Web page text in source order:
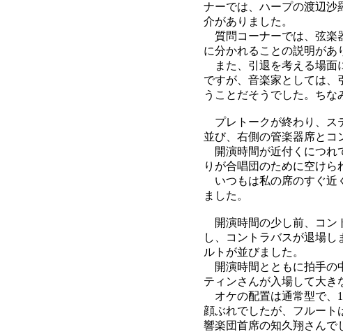
ナーでは、ハープの渡辺沙
介がありました。
質問コーナーでは、弦楽
に分かれることの説明があ
また、引退を考える場面
ですが、音楽家としては、
うことだそうでした。ちな
プレトークが終わり、ス
並び、右側の管楽器席とコ
開演時間が近付くにつれ
りが合唱団のために空けら
いつもは私の席のすぐ近
ました。
開演時間の少し前、コン
し、コントラバスが退場
ルトが並びました。
開演時間とともに拍手の
ティンさんが入場して大き
オケの配置は通常型で、
顔ぶれでしたが、フルート
響楽団首席の知久翔さんで